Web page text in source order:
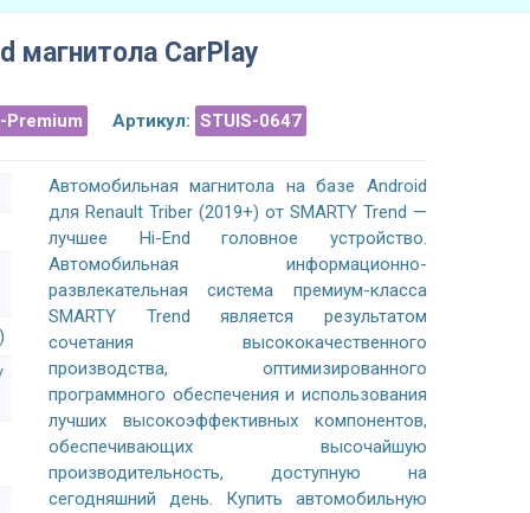
магнитола CarPlay
Premium Артикул: STUIS-0647
Автомобильная магнитола на базе Android
для Renault Triber (2019+) от SMARTY Trend —
лучшее Hi-End головное устройство.
Автомобильная информационно-
развлекательная система премиум-класса
SMARTY Trend является результатом
сочетания высококачественного
производства, оптимизированного
программного обеспечения и использования
лучших высокоэффективных компонентов,
обеспечивающих высочайшую
производительность, доступную на
сегодняшний день. Купить автомобильную